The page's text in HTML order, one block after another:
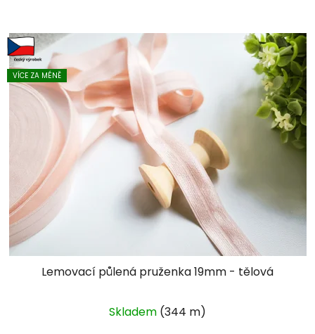
VÍCE ZA MÉNĚ
Lemovací půlená pruženka 19mm - tělová
Skladem (344 m)